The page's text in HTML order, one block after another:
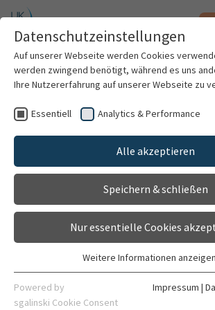
Zum Hauptinhalt springen
Patienten & Besucher
Kliniken & Institute
Forschung
Karriere
Prof. Dr. med.
Oberarzt
Klinik für Kardiologie, Angiologie,
Datenschutzeinstellungen
Auf unserer Webseite werden Cookies
werden zwingend benötigt, während es uns
Ihre Nutzererfahrung auf unserer Webseite zu
Essentiell Analytics & Performance
Alle akzeptieren
Speichern & schließen
Nur essentielle Cookies
Essentielle Cookies werden für
Webseite benötigt. Dadurch ist gewährleistet,
Weitere Informationen anzeigen
Powered by
sgalinski Cookie Consent
Impressum |